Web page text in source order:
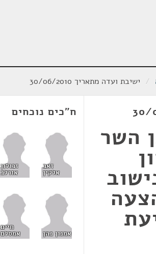
/ ישיבת ועדה מתאריך 30/06/2010
השר
ח"כים נוכחים
זאב
אלקין
זבולון
אורלב
אמנון כהן
חיים
אמסלם